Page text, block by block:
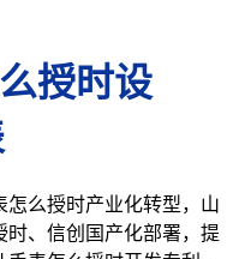
授时设
怎么授时产业化转型，山
时、信创国产化部署，提